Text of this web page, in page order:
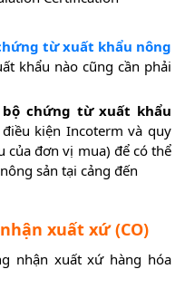
từ xuất khẩu nông
khẩu nào cũng cần phải
bộ chứng từ xuất khẩu
kiện Incoterm và quy
của đơn vị mua) để có thể
sản tại cảng đến
xuất xứ (CO)
nhận xuất xứ hàng hóa